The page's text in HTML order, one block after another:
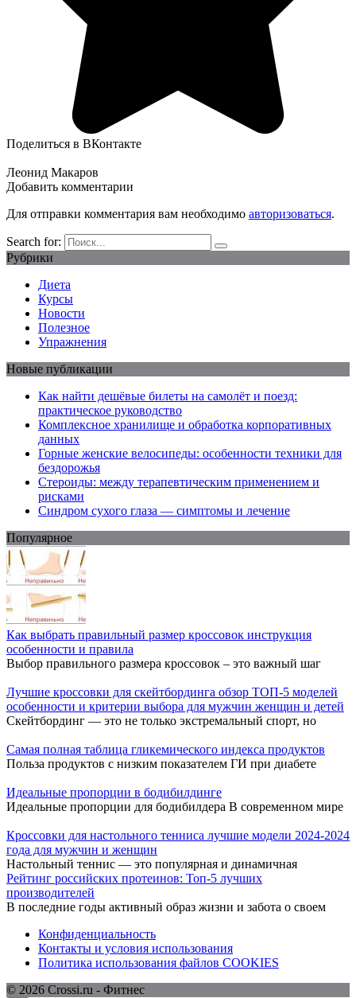
Поделиться в ВКонтакте
Леонид Макаров
Добавить комментарии
Для отправки комментария вам необходимо авторизоваться.
Search for:
Рубрики
Диета
Курсы
Новости
Полезное
Упражнения
Новые публикации
Как найти дешёвые билеты на самолёт и поезд:
практическое руководство
Комплексное хранилище и обработка корпоративных
данных
Горные женские велосипеды: особенности техники для
бездорожья
Стероиды: между терапевтическим применением и
рисками
Синдром сухого глаза — симптомы и лечение
Популярное
Как выбрать правильный размер кроссовок инструкция
особенности и правила
Выбор правильного размера кроссовок – это важный шаг
Лучшие кроссовки для скейтбординга обзор ТОП-5 моделей
особенности и критерии выбора для мужчин женщин и детей
Скейтбординг — это не только экстремальный спорт, но
Самая полная таблица гликемического индекса продуктов
Польза продуктов с низким показателем ГИ при диабете
Идеальные пропорции в бодибилдинге
Идеальные пропорции для бодибилдера В современном мире
Кроссовки для настольного тенниса лучшие модели 2024-2024
года для мужчин и женщин
Настольный теннис — это популярная и динамичная
Рейтинг российских протеинов: Топ-5 лучших
производителей
В последние годы активный образ жизни и забота о своем
Конфиденциальность
Контакты и условия использования
Политика использования файлов COOKIES
© 2026 Crossi.ru - Фитнес